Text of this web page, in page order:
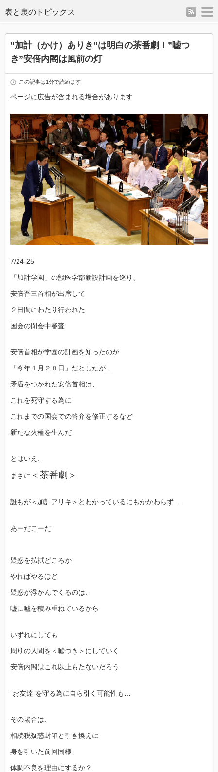
表と裏のトピックス rss
”加計（かけ）ありき”は明白の茶番劇！”嘘つ
き”安倍内閣は風前の灯
この記事は1分で読めます
ページに広告が含まれる場合があります
7/24-25
「加計学園」の獣医学部新設計画を巡り、
安倍晋三首相が出席して
２日間にわたり行われた
国会の閉会中審査
安倍首相が学園の計画を知ったのが
「今年１月２０日」だとしたが…
矛盾をつかれた安倍首相は、
これを死守する為に
これまでの国会での答弁を修正するなど
新たな火種を生んだ
とはいえ、
まさに ＜茶番劇＞
誰もが＜加計アリキ＞とわかっているにもかかわらず…
あーだこーだ
疑惑を払拭どころか
やればやるほど
疑惑が浮かんでくるのは、
嘘に嘘を積み重ねているから
いずれにしても
周りの人間を＜嘘つき＞にしていく
安倍内閣はこれ以上もたないだろう
”お友達”を守る為に自ら引く可能性も…
その場合は、
相続税疑惑封印と引き換えに
身を引いた前回同様、
体調不良を理由にするか？